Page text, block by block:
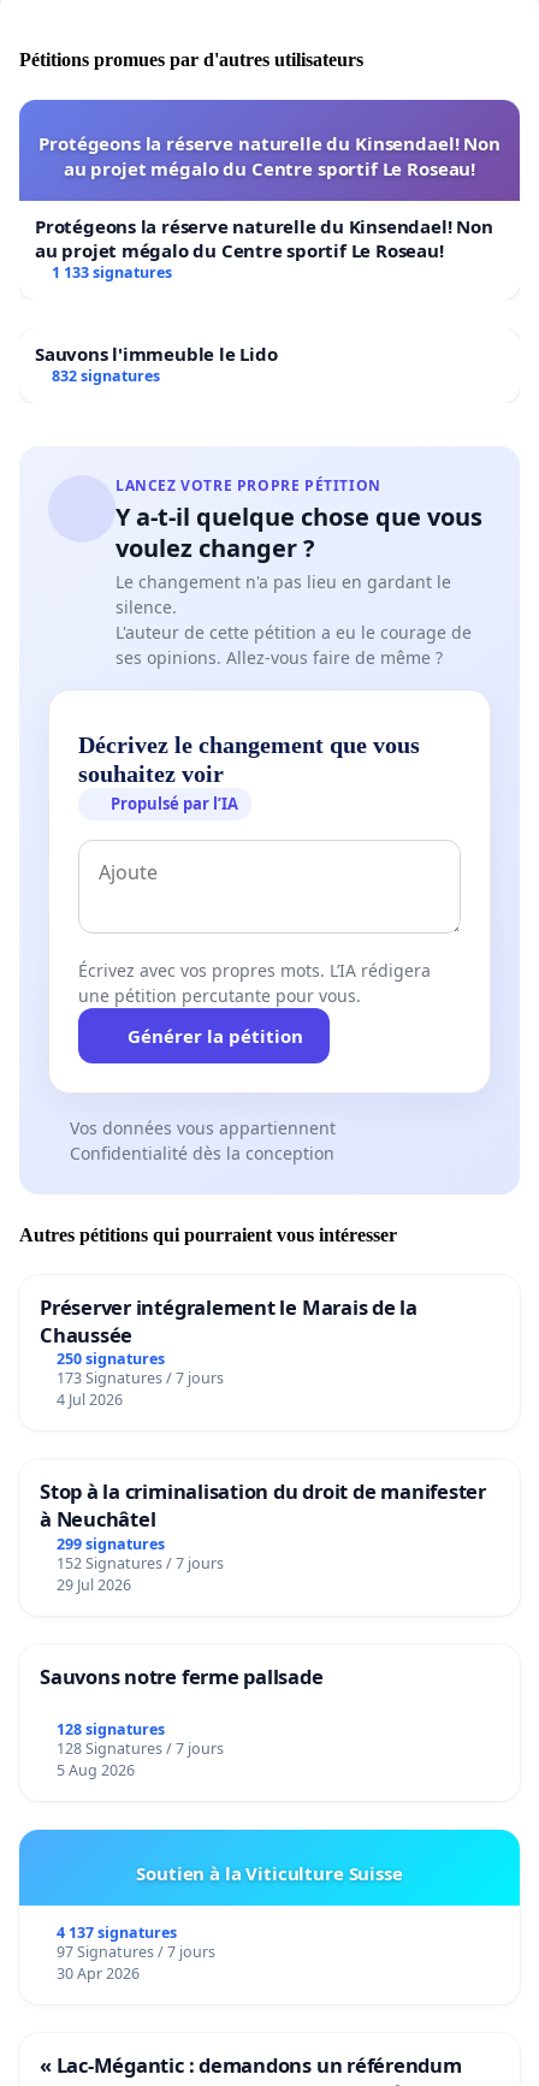
Pétitions promues par d'autres utilisateurs
Protégeons la réserve naturelle du Kinsendael! Non
au projet mégalo du Centre sportif Le Roseau!
Protégeons la réserve naturelle du Kinsendael! Non
au projet mégalo du Centre sportif Le Roseau!
1 133 signatures
Sauvons l'immeuble le Lido
832 signatures
LANCEZ VOTRE PROPRE PÉTITION
Y a-t-il quelque chose que vous
voulez changer ?
Le changement n'a pas lieu en gardant le
silence.
L'auteur de cette pétition a eu le courage de
ses opinions. Allez-vous faire de même ?
Décrivez le changement que vous
souhaitez voir
Propulsé par l’IA
Écrivez avec vos propres mots. L’IA rédigera
une pétition percutante pour vous.
Générer la pétition
Vos données vous appartiennent
Confidentialité dès la conception
Autres pétitions qui pourraient vous intéresser
Préserver intégralement le Marais de la
Chaussée
250 signatures
173 Signatures / 7 jours
4 Jul 2026
Stop à la criminalisation du droit de manifester
à Neuchâtel
299 signatures
152 Signatures / 7 jours
29 Jul 2026
Sauvons notre ferme pallsade
128 signatures
128 Signatures / 7 jours
5 Aug 2026
Soutien à la Viticulture Suisse
4 137 signatures
97 Signatures / 7 jours
30 Apr 2026
« Lac-Mégantic : demandons un référendum